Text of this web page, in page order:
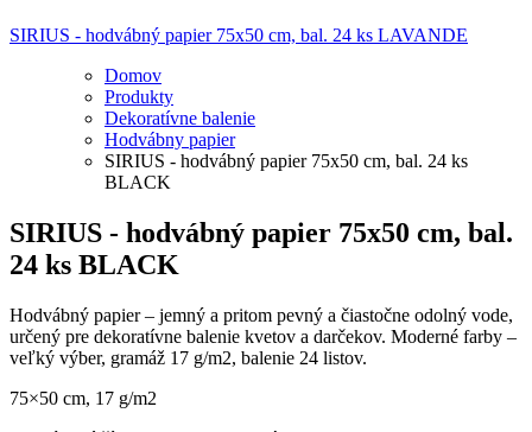
SIRIUS - hodvábný papier 75x50 cm, bal. 24 ks LAVANDE
Domov
Produkty
Dekoratívne balenie
Hodvábny papier
SIRIUS - hodvábný papier 75x50 cm, bal. 24 ks
BLACK
SIRIUS - hodvábný papier 75x50 cm, bal.
24 ks BLACK
Hodvábný papier – jemný a pritom pevný a čiastočne odolný vode,
určený pre dekoratívne balenie kvetov a darčekov. Moderné farby –
veľký výber, gramáž 17 g/m2, balenie 24 listov.
75×50 cm, 17 g/m2